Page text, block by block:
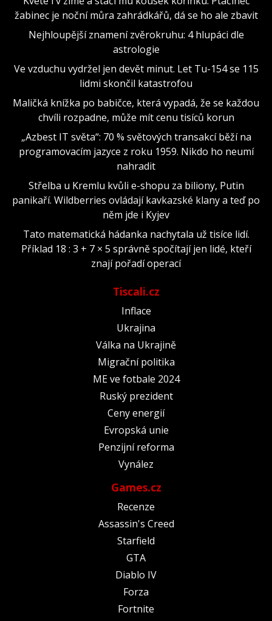
žabinec je noční můra zahrádkářů, dá se ho ale zbavit
Nejhloupější znamení zvěrokruhu: 4 hlupáci dle
astrologie
Ve vzduchu vydržel jen devět minut. Let Tu-154 se 115
lidmi skončil katastrofou
Maličká knížka po babičce, která vypadá, že se každou
chvíli rozpadne, může mít cenu tisíců korun
„Azbest IT světa“: 70 % světových transakcí běží na
programovacím jazyce z roku 1959. Nikdo ho neumí
nahradit
Střelba u Kremlu kvůli e-shopu za biliony, Putin
panikaří. Wildberries ovládají kavkazské klany a teď po
něm jde i Kyjev
Tato matematická hádanka nachytala už tisíce lidí.
Příklad 18 : 3 + 7 × 5 správně spočítají jen lidé, kteří
znají pořadí operací
Tiscali.cz
Inflace
Ukrajina
Válka na Ukrajině
Migrační politika
ME ve fotbale 2024
Ruský prezident
Ceny energií
Evropská unie
Penzijní reforma
Vynález
Games.cz
Recenze
Assassin's Creed
Starfield
GTA
Diablo IV
Forza
Fortnite